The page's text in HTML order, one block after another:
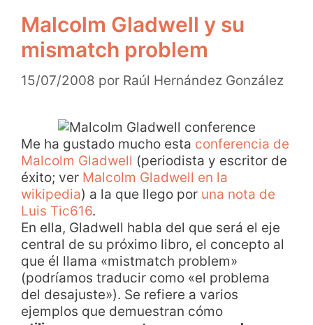
Malcolm Gladwell y su
mismatch problem
15/07/2008 por Raúl Hernández González
Me ha gustado mucho esta conferencia de
Malcolm Gladwell (periodista y escritor de
éxito; ver Malcolm Gladwell en la
wikipedia) a la que llego por una nota de
Luis Tic616.
En ella, Gladwell habla del que será el eje
central de su próximo libro, el concepto al
que él llama «mistmatch problem»
(podríamos traducir como «el problema
del desajuste»). Se refiere a varios
ejemplos que demuestran cómo